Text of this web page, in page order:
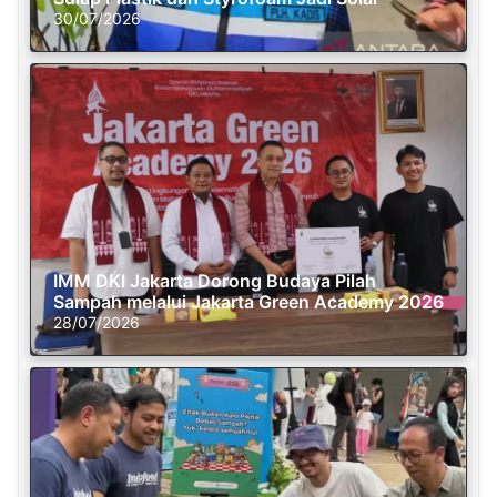
30/07/2026
IMM DKI Jakarta Dorong Budaya Pilah
Sampah melalui Jakarta Green Academy 2026
28/07/2026